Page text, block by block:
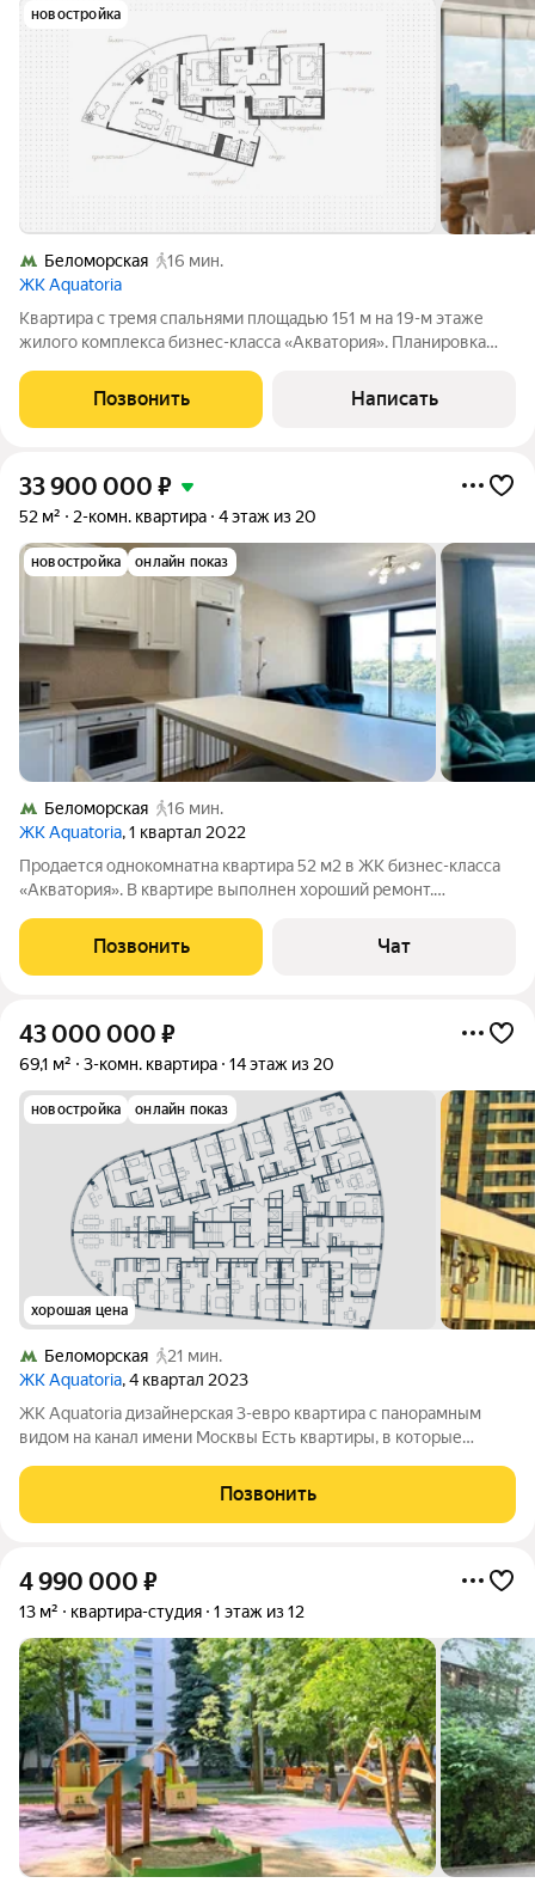
новостройка
Беломорская
16 мин.
ЖК Aquatoria
Квартира с тремя спальнями площадью 151 м на 19-м этаже
жилого комплекса бизнес-класса «Акватория». Планировка
собственной ванной комнатой и гардеробной, две
дополнительные спальни, санузел и
Позвонить Написать
33 900 000 ₽
52 м² 2-комн. квартира 4 этаж из 20
новостройка онлайн показ
Беломорская
16 мин.
ЖК Aquatoria, 1 квартал 2022
Продается однокомнатна квартира 52 м2 в ЖК бизнес-класса
«Акватория». В квартире выполнен хороший ремонт.
спальня - 17 м. Панорамное остекленнение. Квартира
оборудована современными механизмами
Позвонить Чат
43 000 000 ₽
69,1 м² 3-комн. квартира 14 этаж из 20
новостройка онлайн показ
хорошая цена
Беломорская
21 мин.
ЖК Aquatoria, 4 квартал 2023
ЖК Aquatoria дизайнерская 3-евро квартира с панорамным
видом на канал имени Москвы Есть квартиры, в которые
квартира именно такая. Она создавалась не для перепродажи,
а для собственного
Позвонить
4 990 000 ₽
13 м² квартира-студия 1 этаж из 12